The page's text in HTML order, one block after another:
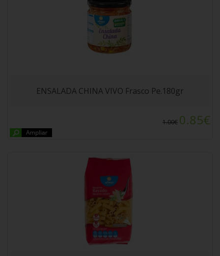
ENSALADA CHINA VIVO Frasco Pe.180gr
1.00€ 0.85€
POTITO HERO BABY TERNERA Y ZANAHORIA